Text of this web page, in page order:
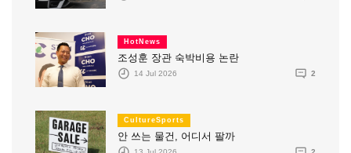
HotNews
조성훈 장관 숙박비용 논란
14 Jul 2026 2
CultureSports
안 쓰는 물건, 어디서 팔까